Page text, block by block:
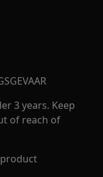
3 years. Keep
of reach of